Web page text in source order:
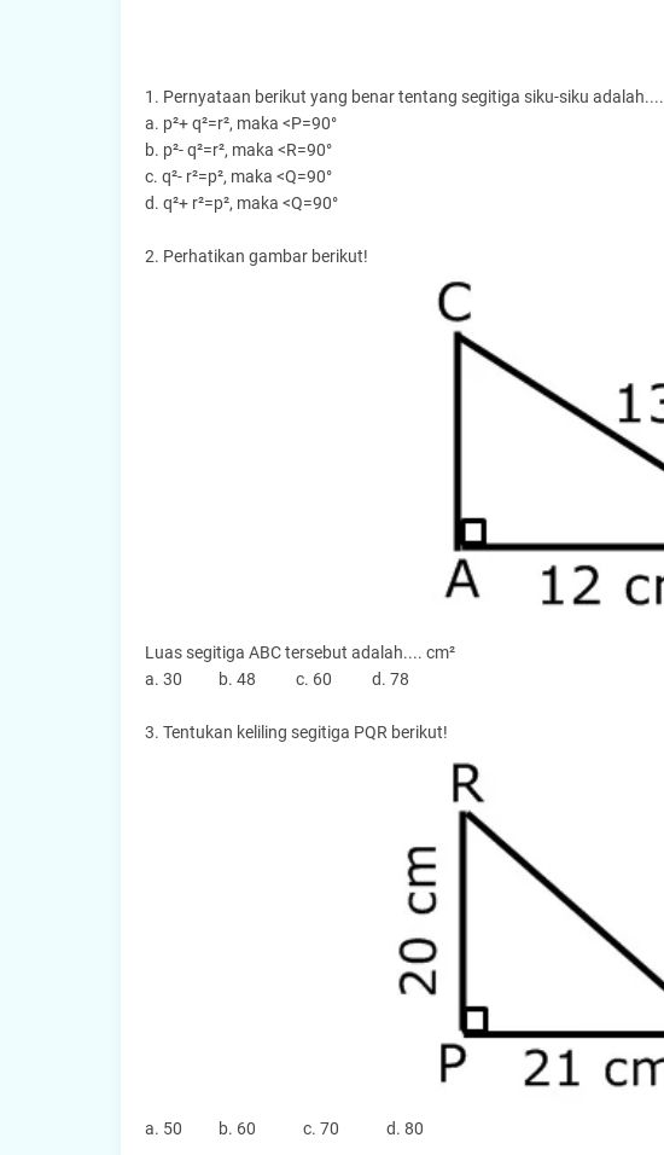
1. Pernyataan berikut yang benar tentang segitiga siku-siku adalah....
a. p²+ q²=r², maka <P=90°
b. p²- q²=r², maka <R=90°
c. q²- r²=p², maka <Q=90°
d. q²+ r²=p², maka <Q=90°
2. Perhatikan gambar berikut!
Luas segitiga ABC tersebut adalah.... cm²
a. 30 b. 48 c. 60 d. 78
3. Tentukan keliling segitiga PQR berikut!
a. 50 b. 60 c. 70 d. 80